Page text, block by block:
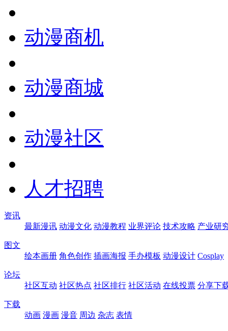
动漫商机
动漫商城
动漫社区
人才招聘
资讯
最新漫讯 动漫文化 动漫教程 业界评论 技术攻略 产业研
图文
绘本画册 角色创作 插画海报 手办模板 动漫设计 Cosplay
论坛
社区互动 社区热点 社区排行 社区活动 在线投票 分享下
下载
动画 漫画 漫音 周边 杂志 表情